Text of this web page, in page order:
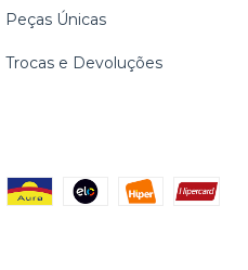
Peças Únicas
Trocas e Devoluções